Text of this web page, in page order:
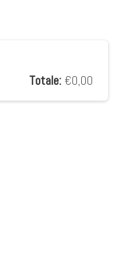
Totale: €0,00